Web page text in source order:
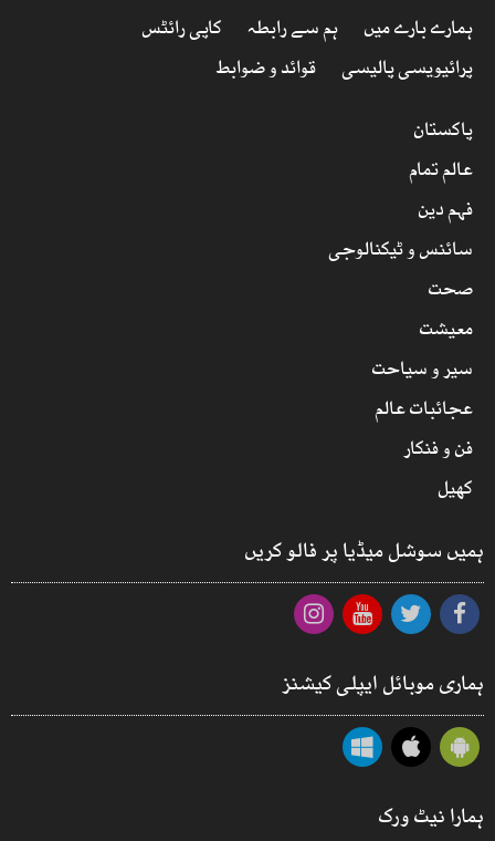
ہمارے بارے میں ہم سے رابطہ
کاپی رائٹس
پرائیویسی پالیسی
قوائد و ضوابط
پاکستان
عالم تمام
فہم دین
سائنس و ٹیکنالوجی
صحت
معیشت
سیر و سیاحت
عجائبات عالم
فن و فنکار
کھیل
ہمیں سوشل میڈیا پر فالو کریں
ہماری موبائل ایپلی کیشنز
ہمارا نیٹ ورک